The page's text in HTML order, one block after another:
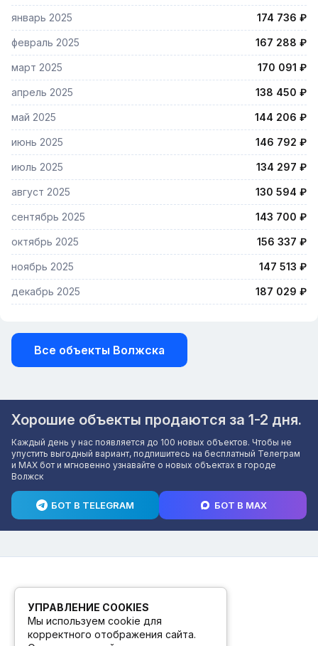
январь 2025 174 736 ₽
февраль 2025 167 288 ₽
март 2025 170 091 ₽
апрель 2025 138 450 ₽
май 2025 144 206 ₽
июнь 2025 146 792 ₽
июль 2025 134 297 ₽
август 2025 130 594 ₽
сентябрь 2025 143 700 ₽
октябрь 2025 156 337 ₽
ноябрь 2025 147 513 ₽
декабрь 2025 187 029 ₽
Все объекты Волжска
Хорошие объекты продаются за 1-2 дня.
Каждый день у нас появляется до 100 новых объектов. Чтобы не
упустить выгодный вариант, подпишитесь на бесплатный Телеграм
и MAX бот и мгновенно узнавайте о новых объектах в городе
Волжск
БОТ В TELEGRAM БОТ В MAX
УПРАВЛЕНИЕ COOKIES
Мы используем cookie для
корректного отображения сайта.